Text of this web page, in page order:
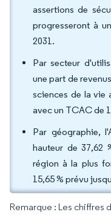
assertions de
progresseront à
2031.
Par secteur
une part de
sciences de la vie
avec un TCAC de
Par géographie,
hauteur de 37,62
région à la plus
15,65 % prévu
Remarque : Les chiffres